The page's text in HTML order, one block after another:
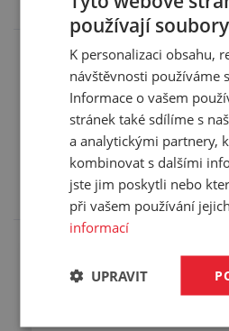
Soubory ke stažení
Pryž N605 - katalogový list v
Pryž N605 - tolerance v CZ -
Přečtěte si
EPDM: materiál do
odolný kyselinám i
používají
K personalizaci obsahu,
návštěvnosti používáme
Informace o vašem
stránek také sdílíme s
a analytickými partnery,
kombinovat s dalšími
jste jim poskytli nebo
při vašem používání
informací
UPRAVIT